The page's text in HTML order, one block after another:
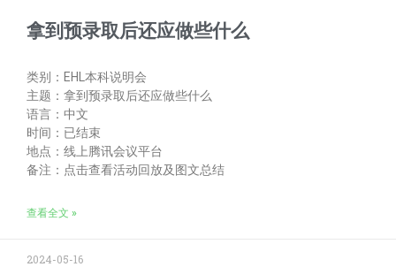
拿到预录取后还应做些什么
类别：EHL本科说明会
主题：拿到预录取后还应做些什么
语言：中文
时间：已结束
地点：线上腾讯会议平台
备注：点击查看活动回放及图文总结
查看全文 »
2024-05-16